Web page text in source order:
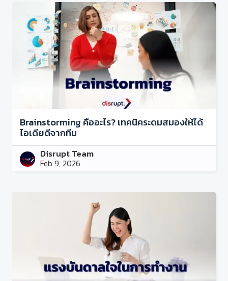
Brainstorming คืออะไร? เทคนิคระดมสมองให้ได้
ไอเดียดีจากทีม
Disrupt Team
Feb 9, 2026